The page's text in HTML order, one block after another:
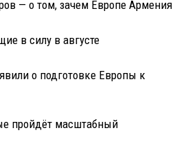
— о том, зачем Европе Армения
в силу в августе
о подготовке Европы к
пройдёт масштабный